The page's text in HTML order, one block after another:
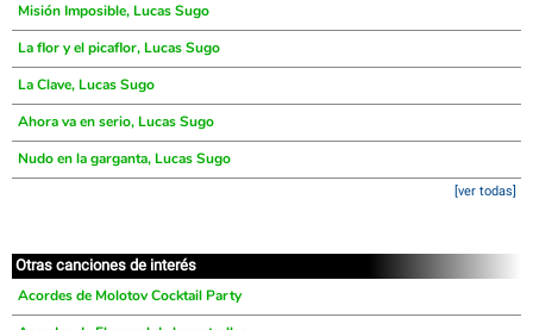
Misión Imposible, Lucas Sugo
La flor y el picaflor, Lucas Sugo
La Clave, Lucas Sugo
Ahora va en serio, Lucas Sugo
Nudo en la garganta, Lucas Sugo
[ver todas]
Otras canciones de interés
Acordes de Molotov Cocktail Party